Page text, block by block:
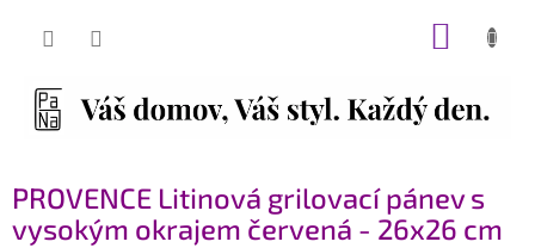
PROVENCE Litinová grilovací pánev s
vysokým okrajem červená - 26x26 cm